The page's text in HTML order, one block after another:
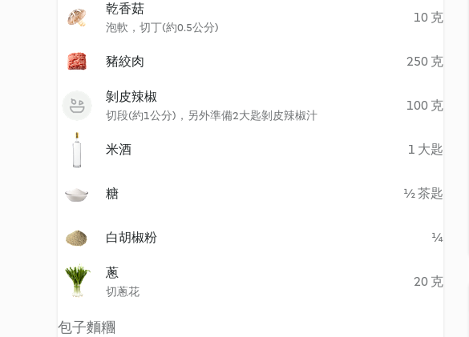
乾香菇
泡軟，切丁(約0.5公分)
10 克
豬絞肉 250 克
剝皮辣椒
切段(約1公分)，另外準備2大匙剝皮辣椒汁
100 克
米酒 1 大匙
糖 ½ 茶匙
白胡椒粉 ¼
蔥
切蔥花
20 克
包子麵糰